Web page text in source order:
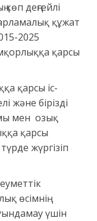
деңгейлі
құжат
2025
қарсы
қарсы іс-
бірізді
мен озық
қарсы
жүргізіп
өсімнің
үшін